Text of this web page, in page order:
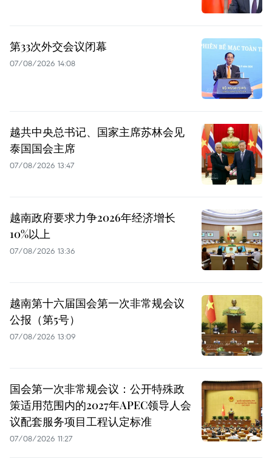
第33次外交会议闭幕
07/08/2026 14:08
越共中央总书记、国家主席苏林会见
泰国国会主席
07/08/2026 13:47
越南政府要求力争2026年经济增长
10%以上
07/08/2026 13:36
越南第十六届国会第一次非常规会议
公报（第5号）
07/08/2026 13:09
国会第一次非常规会议：公开特殊政
策适用范围内的2027年APEC领导人会
议配套服务项目工程认定标准
07/08/2026 11:27